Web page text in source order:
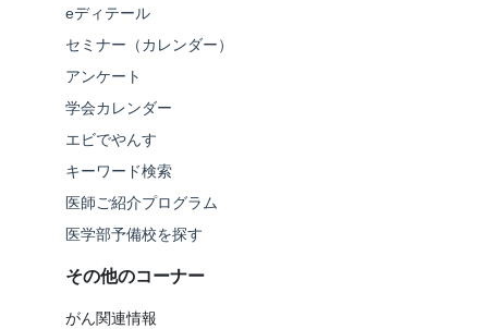
eディテール
セミナー（カレンダー）
アンケート
学会カレンダー
エビでやんす
キーワード検索
医師ご紹介プログラム
医学部予備校を探す
その他のコーナー
がん関連情報